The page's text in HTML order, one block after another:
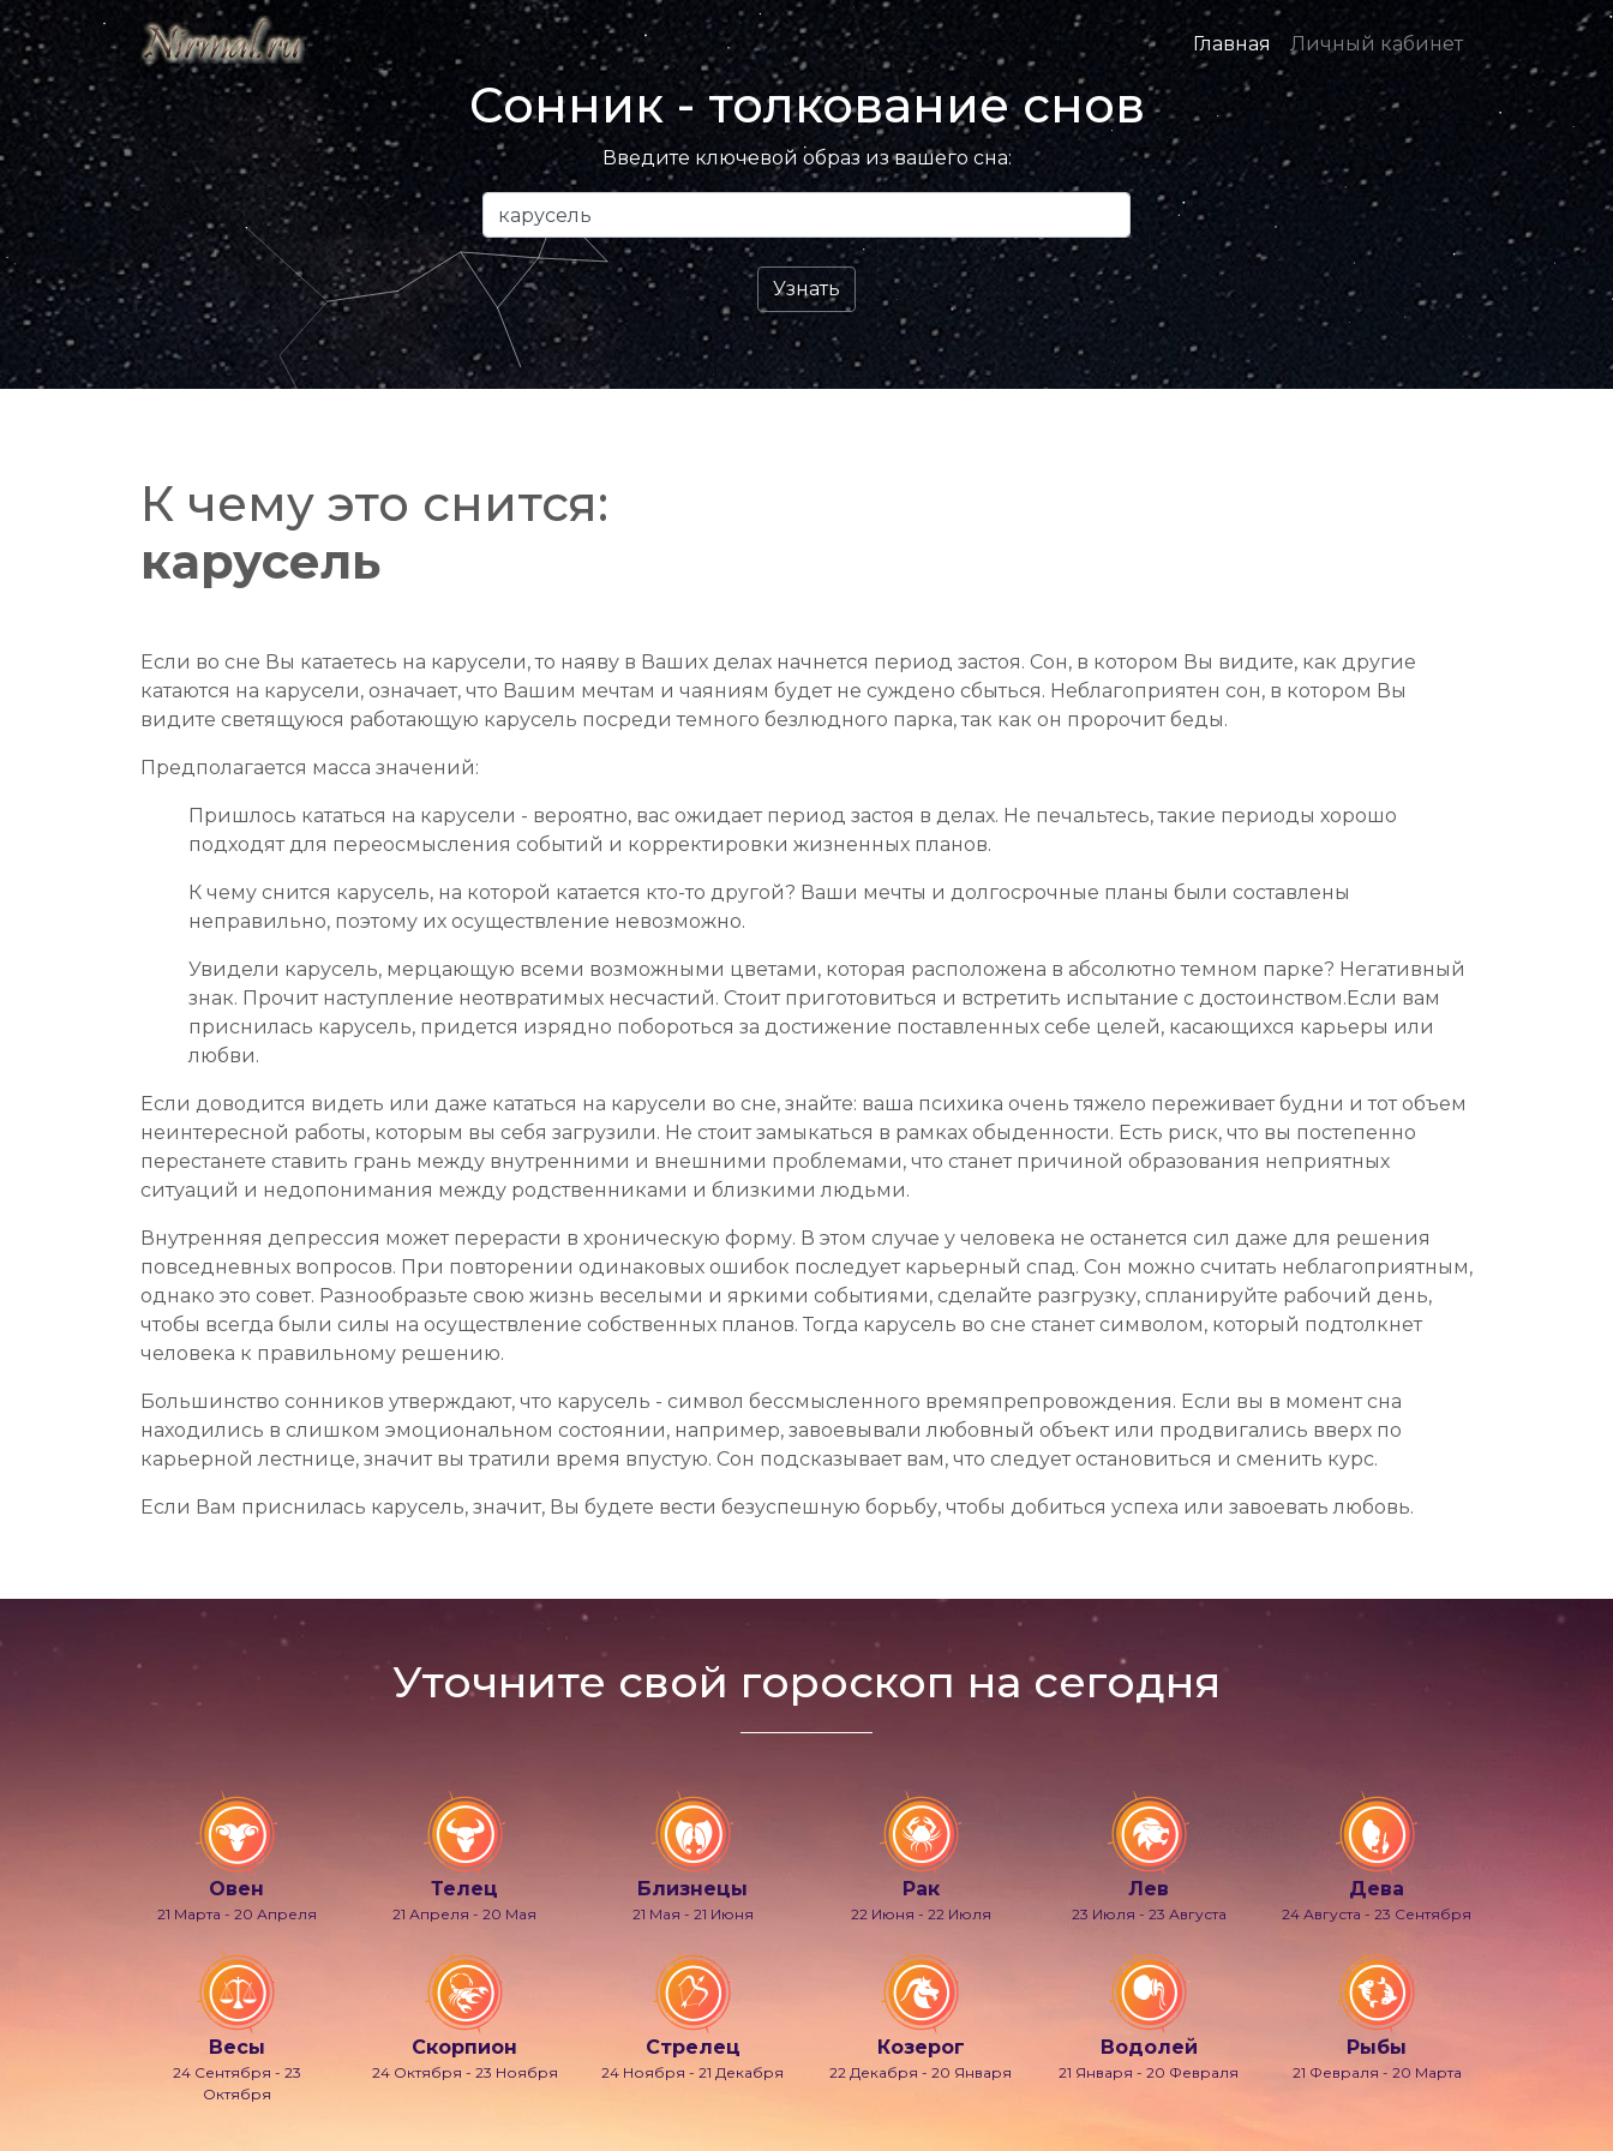
Главная Личный кабинет
Сонник - толкование снов
Введите ключевой образ из вашего сна:
К чему это снится:
карусель
Если во сне Вы катаетесь на карусели, то наяву в Ваших делах начнется период застоя. Сон, в котором Вы видите, как другие
катаются на карусели, означает, что Вашим мечтам и чаяниям будет не суждено сбыться. Неблагоприятен сон, в котором Вы
видите светящуюся работающую карусель посреди темного безлюдного парка, так как он пророчит беды.
Предполагается масса значений:
Пришлось кататься на карусели - вероятно, вас ожидает период застоя в делах. Не печальтесь, такие периоды хорошо
подходят для переосмысления событий и корректировки жизненных планов.
К чему снится карусель, на которой катается кто-то другой? Ваши мечты и долгосрочные планы были составлены
неправильно, поэтому их осуществление невозможно.
Увидели карусель, мерцающую всеми возможными цветами, которая расположена в абсолютно темном парке? Негативный
знак. Прочит наступление неотвратимых несчастий. Стоит приготовиться и встретить испытание с достоинством.Если вам
приснилась карусель, придется изрядно побороться за достижение поставленных себе целей, касающихся карьеры или
любви.
Если доводится видеть или даже кататься на карусели во сне, знайте: ваша психика очень тяжело переживает будни и тот объем
неинтересной работы, которым вы себя загрузили. Не стоит замыкаться в рамках обыденности. Есть риск, что вы постепенно
перестанете ставить грань между внутренними и внешними проблемами, что станет причиной образования неприятных
ситуаций и недопонимания между родственниками и близкими людьми.
Внутренняя депрессия может перерасти в хроническую форму. В этом случае у человека не останется сил даже для решения
повседневных вопросов. При повторении одинаковых ошибок последует карьерный спад. Сон можно считать неблагоприятным,
однако это совет. Разнообразьте свою жизнь веселыми и яркими событиями, сделайте разгрузку, спланируйте рабочий день,
чтобы всегда были силы на осуществление собственных планов. Тогда карусель во сне станет символом, который подтолкнет
человека к правильному решению.
Большинство сонников утверждают, что карусель - символ бессмысленного времяпрепровождения. Если вы в момент сна
находились в слишком эмоциональном состоянии, например, завоевывали любовный объект или продвигались вверх по
карьерной лестнице, значит вы тратили время впустую. Сон подсказывает вам, что следует остановиться и сменить курс.
Если Вам приснилась карусель, значит, Вы будете вести безуспешную борьбу, чтобы добиться успеха или завоевать любовь.
Уточните свой гороскоп на сегодня
Овен
21 Марта - 20 Апреля
Телец
21 Апреля - 20 Мая
Близнецы
21 Мая - 21 Июня
Рак
22 Июня - 22 Июля
Лев
23 Июля - 23 Августа
Дева
24 Августа - 23 Сентября
Весы
24 Сентября - 23
Октября
Скорпион
24 Октября - 23 Ноября
Стрелец
24 Ноября - 21 Декабря
Козерог
22 Декабря - 20 Января
Водолей
21 Января - 20 Февраля
Рыбы
21 Февраля - 20 Марта